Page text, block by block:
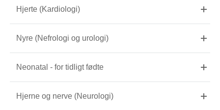
Hjerte (Kardiologi)
Nyre (Nefrologi og urologi)
Neonatal - for tidligt fødte
Hjerne og nerve (Neurologi)